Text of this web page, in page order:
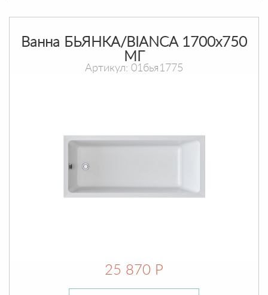
Ванна БЬЯНКА/BIANCA 1700х750
МГ
Артикул: 01бья1775
25 870 Р